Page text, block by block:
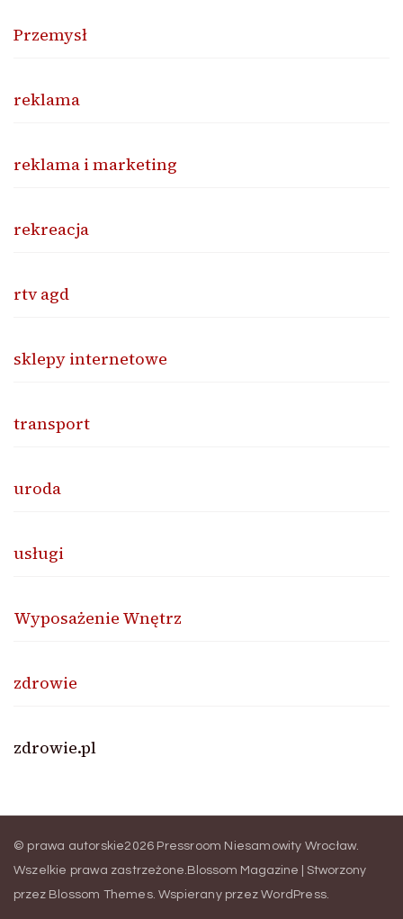
Przemysł
reklama
reklama i marketing
rekreacja
rtv agd
sklepy internetowe
transport
uroda
usługi
Wyposażenie Wnętrz
zdrowie
zdrowie.pl
© prawa autorskie2026 Pressroom Niesamowity Wrocław.
Wszelkie prawa zastrzeżone. Blossom Magazine | Stworzony
przez Blossom Themes. Wspierany przezWordPress